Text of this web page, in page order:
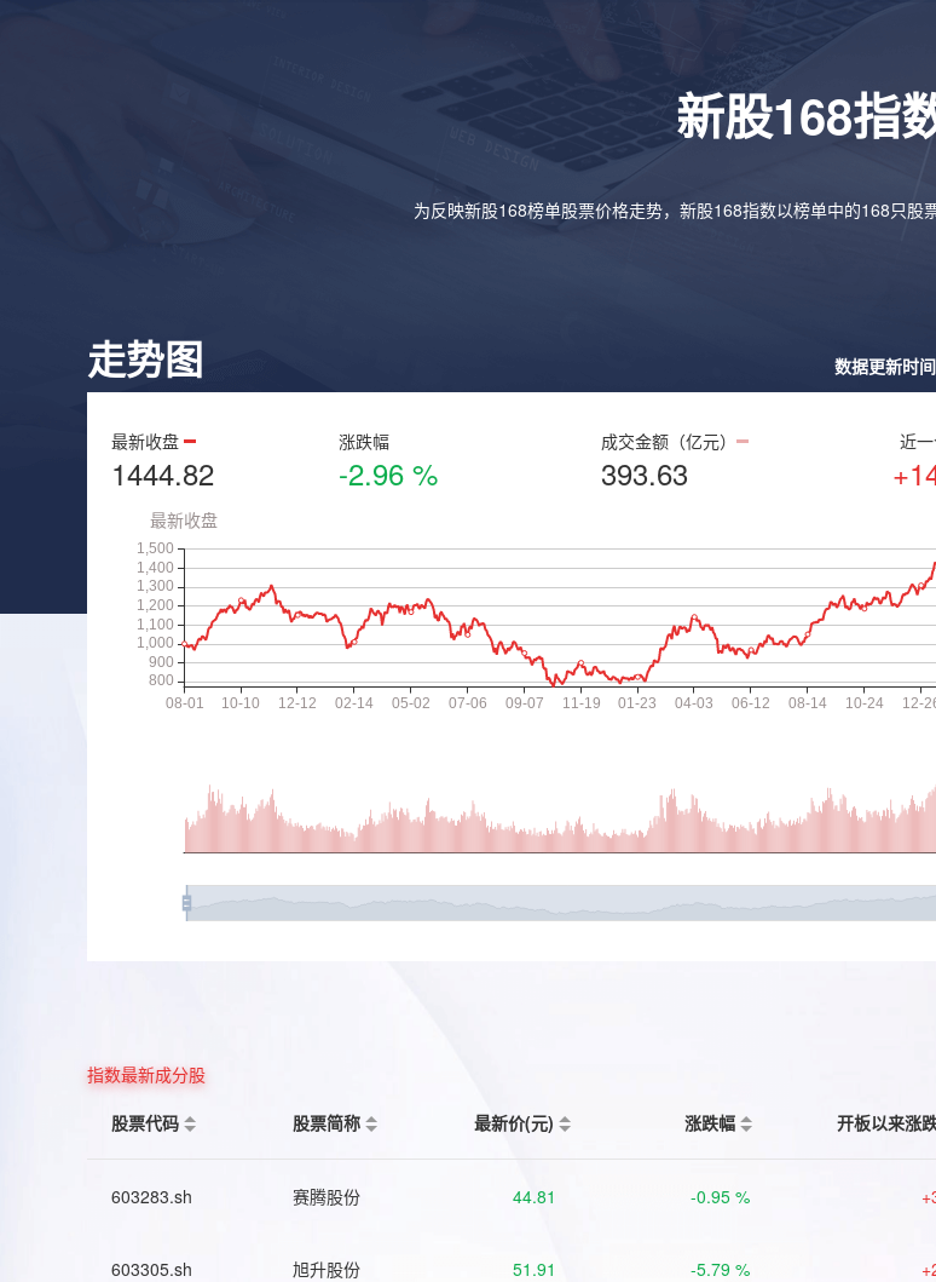
新股168指
为反映新股168榜单股票价格走势，新股168指数以榜单中的168只股
走势图 数据更新时
最新收盘
1444.82
涨跌幅
-2.96 %
成交金额（亿元）
393.63
近
指数最新成分股
股票代码
股票简称 最新价(元) 涨跌幅 开板以来涨
603283.sh 赛腾股份 44.81 -0.95 %
603305.sh 旭升股份 51.91 -5.79 %